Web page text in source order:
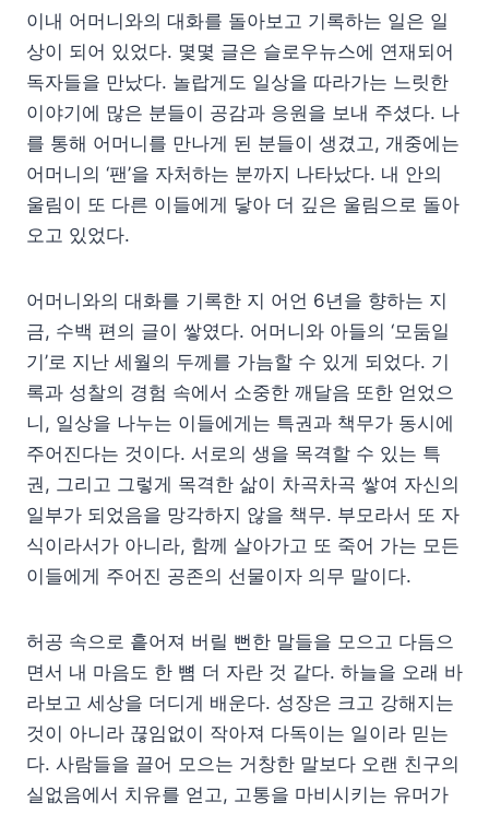
이내 어머니와의 대화를 돌아보고 기록하는 일은 일
상이 되어 있었다. 몇몇 글은 슬로우뉴스에 연재되어
독자들을 만났다. 놀랍게도 일상을 따라가는 느릿한
이야기에 많은 분들이 공감과 응원을 보내 주셨다. 나
를 통해 어머니를 만나게 된 분들이 생겼고, 개중에는
어머니의 ‘팬’을 자처하는 분까지 나타났다. 내 안의
울림이 또 다른 이들에게 닿아 더 깊은 울림으로 돌아
오고 있었다.
어머니와의 대화를 기록한 지 어언 6년을 향하는 지
금, 수백 편의 글이 쌓였다. 어머니와 아들의 ‘모둠일
기’로 지난 세월의 두께를 가늠할 수 있게 되었다. 기
록과 성찰의 경험 속에서 소중한 깨달음 또한 얻었으
니, 일상을 나누는 이들에게는 특권과 책무가 동시에
주어진다는 것이다. 서로의 생을 목격할 수 있는 특
권, 그리고 그렇게 목격한 삶이 차곡차곡 쌓여 자신의
일부가 되었음을 망각하지 않을 책무. 부모라서 또 자
식이라서가 아니라, 함께 살아가고 또 죽어 가는 모든
이들에게 주어진 공존의 선물이자 의무 말이다.
허공 속으로 흩어져 버릴 뻔한 말들을 모으고 다듬으
면서 내 마음도 한 뼘 더 자란 것 같다. 하늘을 오래 바
라보고 세상을 더디게 배운다. 성장은 크고 강해지는
것이 아니라 끊임없이 작아져 다독이는 일이라 믿는
다. 사람들을 끌어 모으는 거창한 말보다 오랜 친구의
실없음에서 치유를 얻고, 고통을 마비시키는 유머가